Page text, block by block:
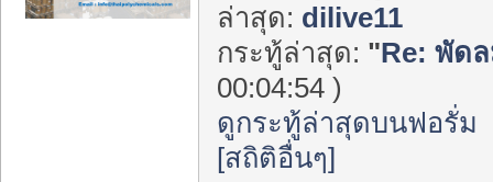
ล่าสุด: dilive11
กระทู้ล่าสุด: "Re: พัด
00:04:54 )
ดูกระทู้ล่าสุดบนฟอรั่ม
[สถิติอื่นๆ]